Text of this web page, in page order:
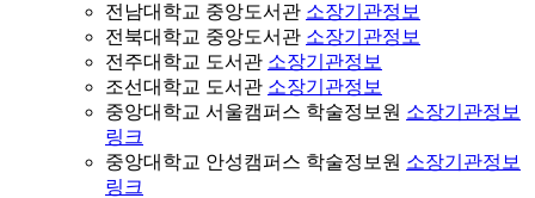
전남대학교 중앙도서관 소장기관정보
전북대학교 중앙도서관 소장기관정보
전주대학교 도서관 소장기관정보
조선대학교 도서관 소장기관정보
중앙대학교 서울캠퍼스 학술정보원 소장기관정보
링크
중앙대학교 안성캠퍼스 학술정보원 소장기관정보
링크